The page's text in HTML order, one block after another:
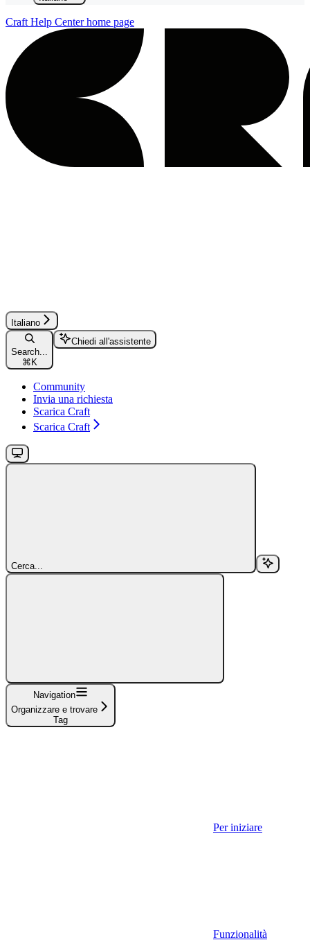
Craft Help Centerhome page
Italiano
Search...
⌘ K
Chiedi all'assistente
Community
Invia una richiesta
Scarica Craft
Scarica Craft
Cerca...
Navigation
Organizzare e trovare
Tag
Per iniziare
Funzionalità